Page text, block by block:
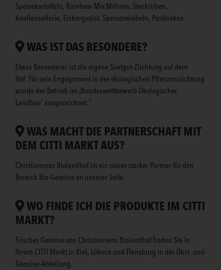
Speisekartoffeln, Rainbow-Mix Möhren, Steckrüben,
Knollensellerie, Eisbergsalat, Speisezwiebeln, Pastinaken.
WAS IST DAS BESONDERE?
Etwas Besonderes ist die eigene Saatgut-Züchtung auf dem
Hof. Für sein Engagement in der ökologischen Pflanzenzüchtung
wurde der Betrieb im ‚Bundeswettbewerb Ökologischer
Landbau' ausgezeichnet."
WAS MACHT DIE PARTNERSCHAFT MIT
DEM CITTI MARKT AUS?
Christiansens Biolandhof ist ein neuer starker Partner für den
Bereich Bio-Gemüse an unserer Seite.
WO FINDE ICH DIE PRODUKTE IM CITTI
MARKT?
Frisches Gemüse von Christiansens Biolandhof finden Sie in
Ihrem CITTI Markt in Kiel, Lübeck und Flensburg in der Obst- und
Gemüse-Abteilung.